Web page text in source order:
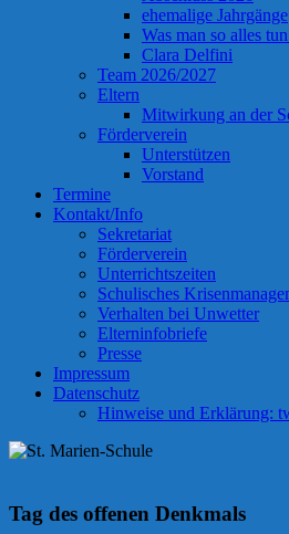
ehemalige Jahrgänge
Was man so alles
Clara Delfini
Team 2026/2027
Eltern
Mitwirkung an der
Förderverein
Unterstützen
Vorstand
Termine
Kontakt/Info
Sekretariat
Förderverein
Unterrichtszeiten
Schulisches
Verhalten bei Unwetter
Elterninfobriefe
Presse
Impressum
Datenschutz
Hinweise und Erklärung:
Tag des offenen Denkmals